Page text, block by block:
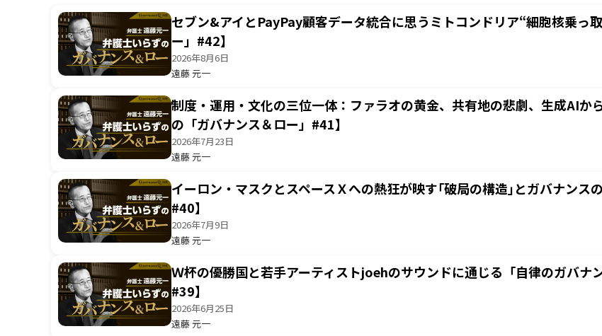
セブン&アイとPayPay顧客データ統合に思うミトコンドリア“細胞核乗っ
ー」#42】
2026年8月6日
遠藤 元一
制度・運用・文化の三位一体：ファラオの黄金、共有地の悲劇、生成AI
の「ガバナンス＆ロー」#41】
2026年7月23日
遠藤 元一
イーロン・マスクとスペースＸへの熱狂が映す｢破局の構造｣とガバナンス
#40】
2026年7月9日
遠藤 元一
Ｗ杯の優勝国と若手アーティストjoehのサウンドに通じる「自律のガバナ
#39】
2026年6月25日
遠藤 元一